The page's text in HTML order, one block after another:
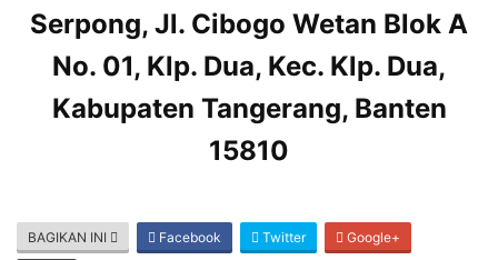
Serpong, Jl. Cibogo Wetan Blok A
No. 01, Klp. Dua, Kec. Klp. Dua,
Kabupaten Tangerang, Banten
15810
BAGIKAN INI Facebook Twitter Google+